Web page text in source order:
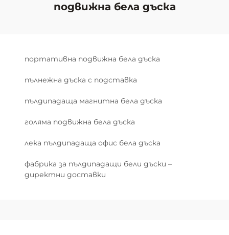
подвижна бела дъска
портативна подвижна бела дъска
пълнежна дъска с подставка
пълдипадаща магнитна бела дъска
голяма подвижна бела дъска
лека пълдипадаща офис бела дъска
фабрика за пълдипадащи бели дъски –
директни доставки